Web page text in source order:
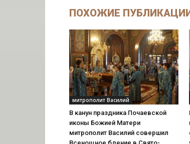
ПОХОЖИЕ
митрополит Василий
В канун праздника Почаевской
иконы Божией Матери
митрополит Василий совершил